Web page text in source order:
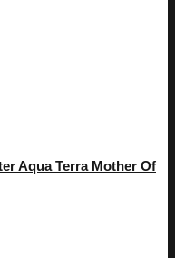
Aqua Terra Mother Of